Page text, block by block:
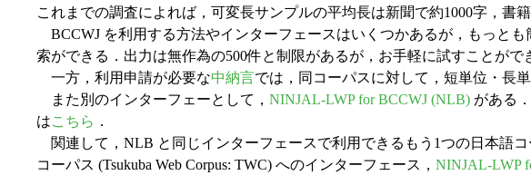
これまでの調査によれば，可変長サンプルの平均長は新聞で約1000字，書
BCCWJ を利用する方法やインターフェースはいくつかあるが，もっと
索ができる．出力は無作為の500件と制限があるが，お手軽に試すことがで
一方，利用申請が必要な中納言では，同コーパスに対して，短単位・長
また別のインターフェーとして， NINJAL-LWP for BCCWJ (NLB) がある
はこちら ．
関連して，NLB と同じインターフェースで利用できるもう1つの日本語
コーパス (Tsukuba Web Corpus: TWC) へのインターフェース， NINJAL-LWP